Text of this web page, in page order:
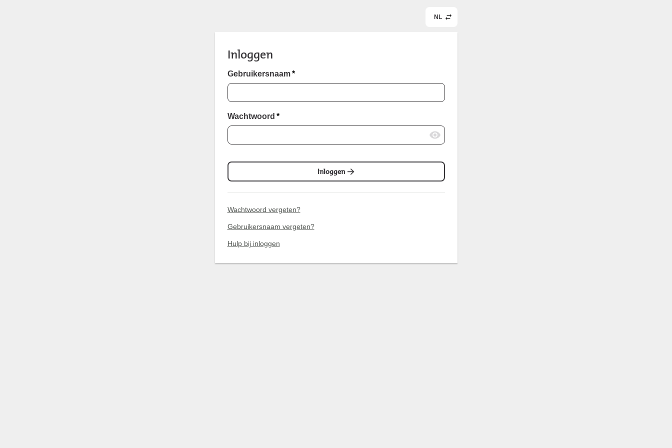
NL
Inloggen
Gebruikersnaam *
Wachtwoord *
Inloggen
Wachtwoord vergeten?
Gebruikersnaam vergeten?
Hulp bij inloggen